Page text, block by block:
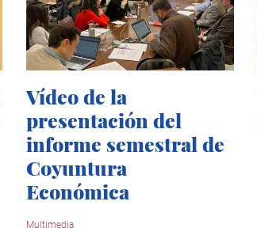
Vídeo de la
presentación del
informe semestral de
Coyuntura
Económica
Multimedia